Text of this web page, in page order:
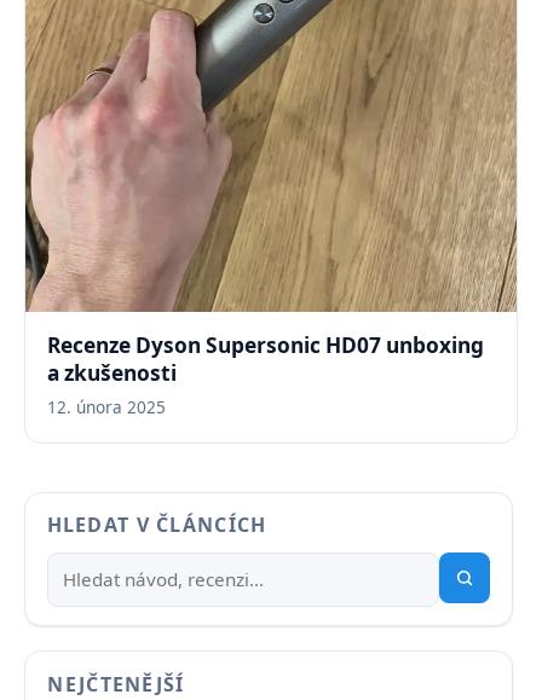
Recenze Dyson Supersonic HD07 unboxing
a zkušenosti
12. února 2025
HLEDAT V ČLÁNCÍCH
NEJČTENĚJŠÍ